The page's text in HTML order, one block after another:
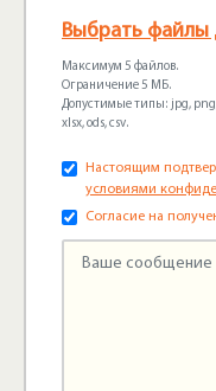
Выбрать файлы
Максимум 5 файлов.
Ограничение 5 МБ.
Допустимые типы: jpg, png,
xlsx, ods, csv.
Настоящим
условиями
Согласие на